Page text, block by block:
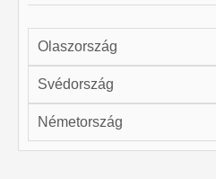
Olaszország
Svédország
Németország